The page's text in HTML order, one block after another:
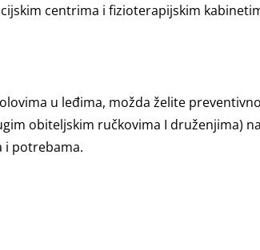
centrima i fizioterapijskim
u leđima, možda želite
obiteljskim ručkovima I druženjima)
i potrebama.